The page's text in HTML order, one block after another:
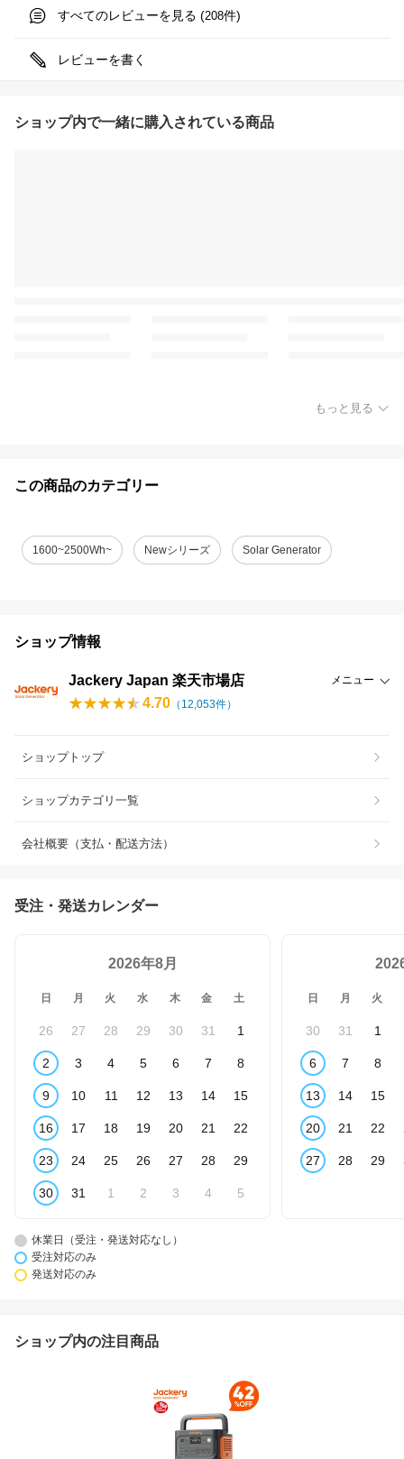
すべてのレビューを見る (208件)
レビューを書く
ショップ内で一緒に購入されている商品
もっと見る
この商品のカテゴリー
1600~2500Wh~ Newシリーズ Solar Generator
ショップ情報
Jackery Japan 楽天市場店 メニュー
4.70 （ 12,053件）
ショップトップ
ショップカテゴリ一覧
会社概要（支払・配送方法）
受注・発送カレンダー
2026年8月
日 月 火 水 木 金 土
26 27 28 29 30 31 1
2 3 4 5 6 7 8
9 10 11 12 13 14 15
16 17 18 19 20 21 22
23 24 25 26 27 28 29
30 31 1 2 3 4 5
日 月 火
30 31 1
6 7 8
13 14 15
20 21 22
27 28 29
休業日（受注・発送対応なし）
受注対応のみ
発送対応のみ
ショップ内の注目商品